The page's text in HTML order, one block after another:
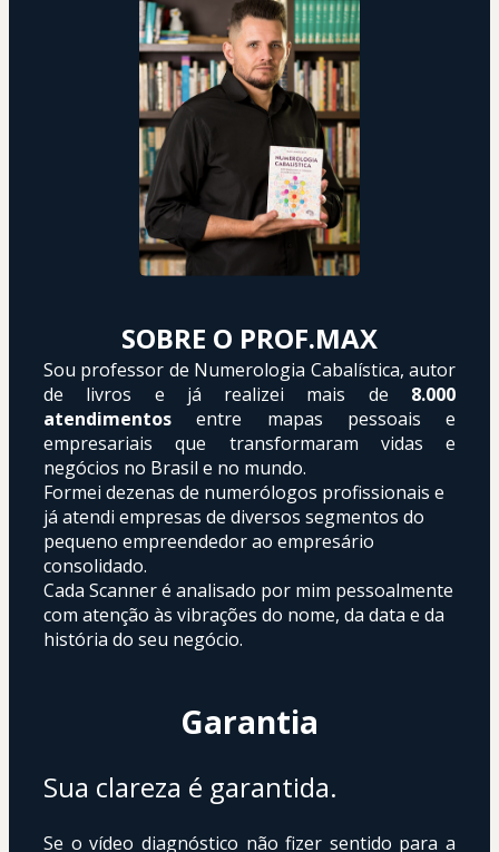
SOBRE O PROF.MAX
Sou professor de Numerologia Cabalística, autor
de livros e já realizei mais de 8.000
atendimentos entre mapas pessoais e
empresariais que transformaram vidas e
negócios no Brasil e no mundo.
Formei dezenas de numerólogos profissionais e
já atendi empresas de diversos segmentos do
pequeno empreendedor ao empresário
consolidado.
Cada Scanner é analisado por mim pessoalmente
com atenção às vibrações do nome, da data e da
história do seu negócio.
Garantia
Sua clareza é garantida.
Se o vídeo diagnóstico não fizer sentido para a